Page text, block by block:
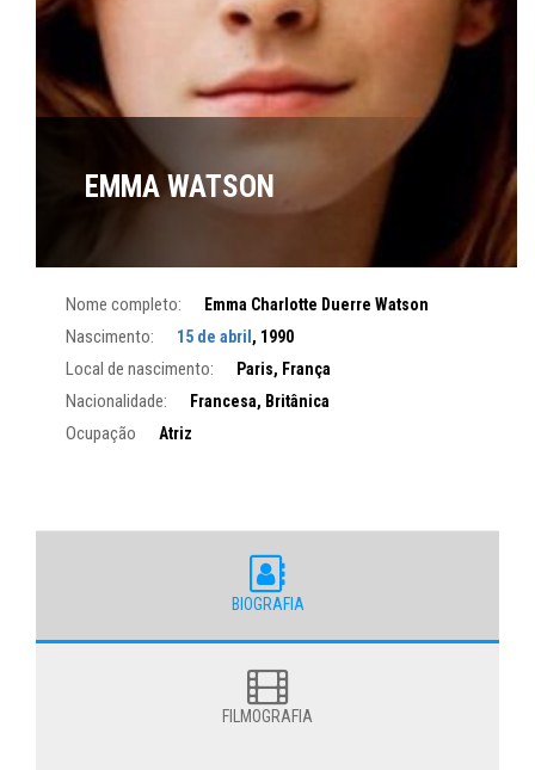
EMMA WATSON
Nome completo: Emma Charlotte Duerre Watson
Nascimento: 15 de abril , 1990
Local de nascimento: Paris, França
Nacionalidade: Francesa, Britânica
Ocupação Atriz
BIOGRAFIA
FILMOGRAFIA